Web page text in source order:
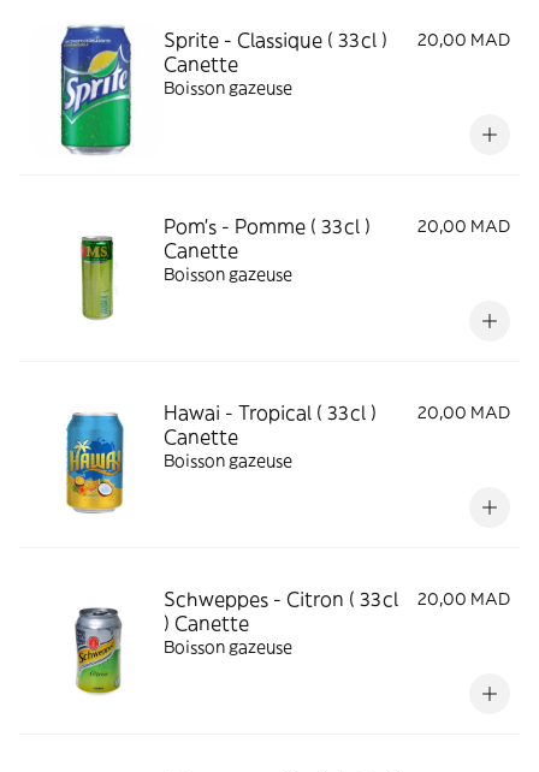
Sprite - Classique ( 33cl )
Canette
20,00 MAD
Boisson gazeuse
Pom's - Pomme ( 33cl )
Canette
20,00 MAD
Boisson gazeuse
Hawai - Tropical ( 33cl )
Canette
20,00 MAD
Boisson gazeuse
Schweppes - Citron ( 33cl
) Canette
20,00 MAD
Boisson gazeuse